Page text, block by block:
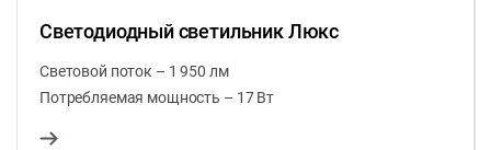
Светодиодный светильник Люкс
Световой поток – 1 950 лм
Потребляемая мощность – 17 Вт